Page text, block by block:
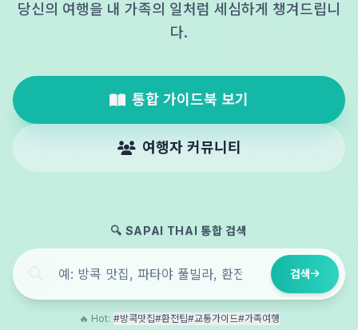
당신의 여행을 내 가족의 일처럼 세심하게 챙겨드립니
다.
통합 가이드북 보기
여행자 커뮤니티
🔍 SAPAI THAI 통합 검색
검색
🔥 Hot: #방콕맛집#환전팁#교통가이드#가족여행